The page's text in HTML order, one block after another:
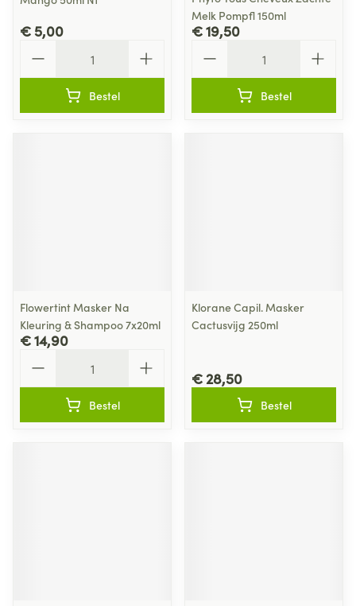
€ 5,00
Bestel
Melk Pompfl 150ml
€ 19,50
Bestel
Flowertint Masker Na
Kleuring & Shampoo 7x20ml
€ 14,90
Bestel
Klorane Capil. Masker
Cactusvijg 250ml
€ 28,50
Bestel